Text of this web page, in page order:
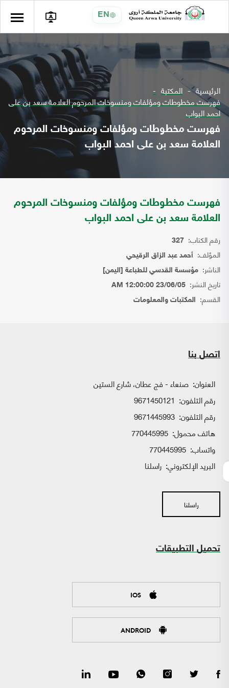
EN
الرئيسية المكتبة
فهرست مخطوطات ومؤلفات ومنسوخات المرحوم العلامة سعد بن على
احمد البواب
فهرست مخطوطات ومؤلفات ومنسوخات المرحوم
العلامة سعد بن على احمد البواب
فهرست مخطوطات ومؤلفات ومنسوخات المرحوم
العلامة سعد بن على احمد البواب
رقم الكتاب: 327
المؤلف: أحمد عبد الزاق الرقيحي
الناشر: مؤسسة القدسي للطباعة [اليمن]
تاريخ النشر: 23/06/05 12:00:00 AM
القسم: المكتبات والمعلومات
اتصل بنا
العنوان: صنعاء - فج عطان، شارع الستين
رقم التلفون: 9671450121
رقم التلفون: 9671445993
هاتف محمول: 770445995
واتساب:
البريد الإلكتروني: راسلنا
راسلنا
تحميل التطبيقات
IOS
ANDROID